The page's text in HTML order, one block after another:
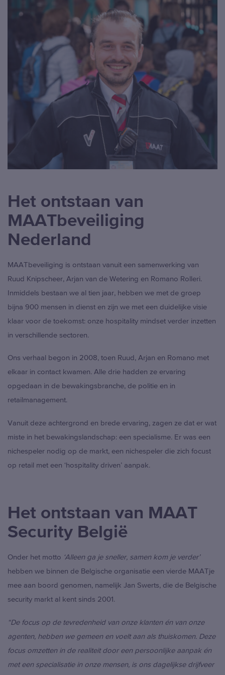
Het ontstaan van
MAATbeveiliging
Nederland
MAATbeveiliging is ontstaan vanuit een samenwerking van
Ruud Knipscheer, Arjan van de Wetering en Romano Rolleri.
Inmiddels bestaan we al tien jaar, hebben we met de groep
bijna 900 mensen in dienst en zijn we met een duidelijke visie
klaar voor de toekomst: onze hospitality mindset verder inzetten
in verschillende sectoren.
Ons verhaal begon in 2008, toen Ruud, Arjan en Romano met
elkaar in contact kwamen. Alle drie hadden ze ervaring
opgedaan in de bewakingsbranche, de politie en in
retailmanagement.
Vanuit deze achtergrond en brede ervaring, zagen ze dat er wat
miste in het bewakingslandschap: een specialisme. Er was een
nichespeler nodig op de markt, een nichespeler die zich focust
op retail met een ‘hospitality driven’ aanpak.
Het ontstaan van MAAT
Security België
Onder het motto ‘Alleen ga je sneller, samen kom je verder’
hebben we binnen de Belgische organisatie een vierde MAATje
mee aan boord genomen, namelijk Jan Swerts, die de Belgische
security markt al kent sinds 2001.
“De focus op de tevredenheid van onze klanten én van onze
agenten, hebben we gemeen en voelt aan als thuiskomen. Deze
focus omzetten in de realiteit door een persoonlijke aanpak én
met een specialisatie in onze mensen, is ons dagelijkse drijfveer